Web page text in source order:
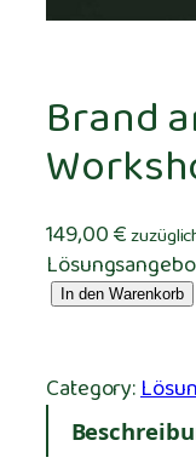
Brand
149,00€
B
n
d
In den Warenkorb
Category: